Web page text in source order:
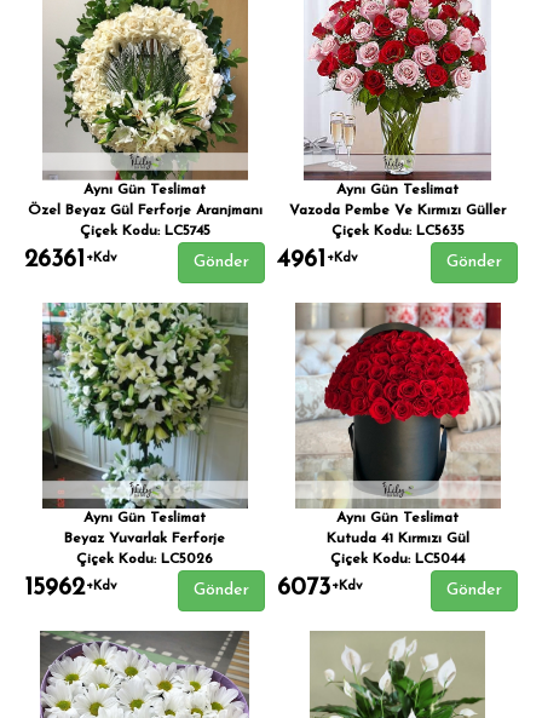
Aynı Gün Teslimat
Özel Beyaz Gül Ferforje Aranjmanı
Çiçek Kodu: LC5745
26361 +Kdv Gönder
Aynı Gün Teslimat
Vazoda Pembe Ve Kırmızı Güller
Çiçek Kodu: LC5635
4961 +Kdv Gönder
Aynı Gün Teslimat
Beyaz Yuvarlak Ferforje
Çiçek Kodu: LC5026
15962+Kdv Gönder
Aynı Gün Teslimat
Kutuda 41 Kırmızı Gül
Çiçek Kodu: LC5044
6073+Kdv Gönder